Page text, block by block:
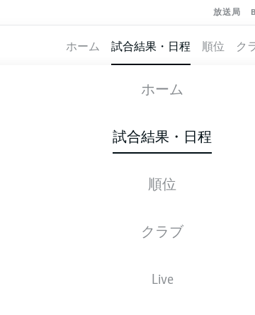
放送局
ホーム 試合結果・日程 順位 ク
ホーム
試合結果・日程
順位
クラブ
Live
UNION BERLIN
0 2
スターティングメンバー
56'